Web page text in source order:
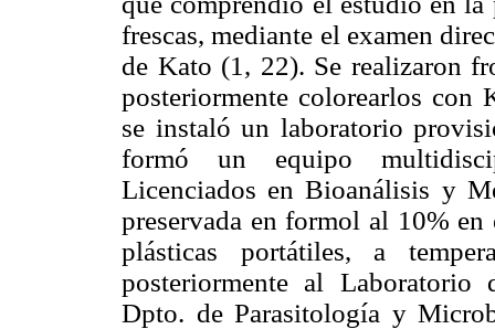
frescas, mediante el examen
de Kato (1, 22). Se realizaron
posteriormente colorearlos con
se instaló un laboratorio
formó un equipo
Licenciados en Bioanálisis y
preservada en formol al 10% en
plásticas portátiles, a
posteriormente al Laboratorio
Dpto. de Parasitología y